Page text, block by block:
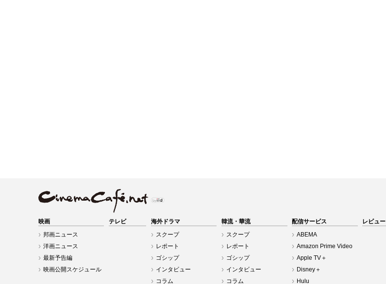
映画
邦画ニュース
洋画ニュース
最新予告編
映画公開スケジュール
テレビ
海外ドラマ
スクープ
レポート
ゴシップ
インタビュー
コラム
韓流・華流
スクープ
レポート
ゴシップ
インタビュー
コラム
配信サービス
ABEMA
Amazon Prime Video
Apple TV＋
Disney＋
Hulu
レビュー